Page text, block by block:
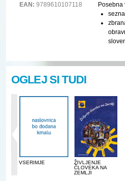
EAN: 9789610107118
Posebna
OGLEJ SI TUDI
VSERIMJE
ŽIVLJENJE
ČLOVEKA NA
ZEMLJI